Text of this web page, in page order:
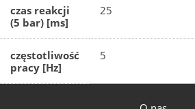
czas reakcji
(5 bar) [ms]
25
częstotliwość
pracy [Hz]
5